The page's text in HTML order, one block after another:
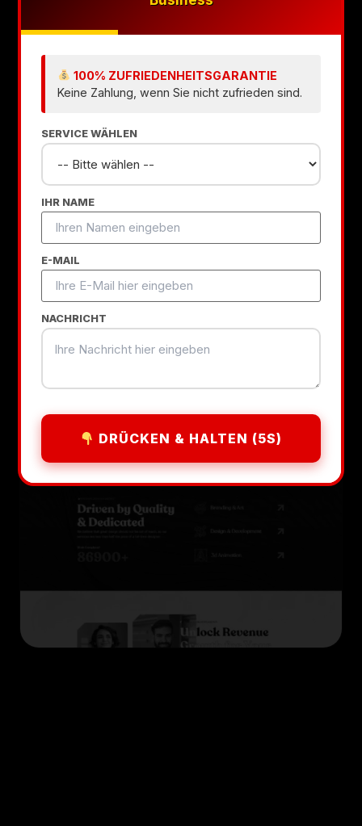
100% ZUFRIEDENHEITSGARANTIE
Keine Zahlung, wenn Sie nicht zufrieden sind.
SERVICE WÄHLEN
IHR NAME
E-MAIL
NACHRICHT
DRÜCKEN & HALTEN (5S)